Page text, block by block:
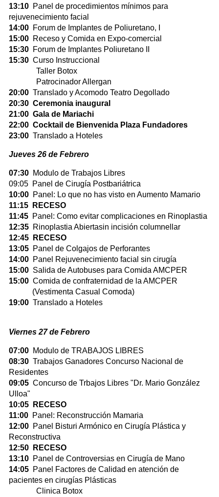
13:10 Panel de procedimientos mínimos para
rejuvenecimiento facial
14:00 Forum de Implantes de Poliuretano, I
15:00 Receso y Comida en Expo-comercial
15:30 Forum de Implantes Poliuretano II
15:30 Curso Instruccional
Taller Botox
Patrocinador Allergan
20:00 Translado y Acomodo Teatro Degollado
20:30 Ceremonia inaugural
21:00 Gala de Mariachi
22:00 Cocktail de Bienvenida Plaza Fundadores
23:00 Translado a Hoteles
Jueves 26 de Febrero
07:30 Modulo de Trabajos Libres
09:05 Panel de Cirugía Postbariátrica
10:00 Panel: Lo que no has visto en Aumento Mamario
11:15
RECESO
11:45 Panel: Como evitar complicaciones en Rinoplastia
12:35 Rinoplastia Abiertasin incisión columnellar
12:45 RECESO
13:05 Panel de Colgajos de Perforantes
14:00 Panel Rejuvenecimiento facial sin cirugía
15:00 Salida de Autobuses para Comida AMCPER
15:00 Comida de confraternidad de la AMCPER
(Vestimenta Casual Comoda)
19:00 Translado a Hoteles
Viernes 27 de Febrero
07:00 Modulo de TRABAJOS LIBRES
08:30 Trabajos Ganadores Concurso Nacional de
Residentes
09:05 Concurso de Trbajos Libres "Dr. Mario González
Ulloa"
10:05 RECESO
11:00 Panel: Reconstrucción Mamaria
12:00 Panel Bisturi Armónico en Cirugía Plástica y
Reconstructiva
12:50 RECESO
13:10 Panel de Controversias en Cirugía de Mano
14:05 Panel Factores de Calidad en atención de
pacientes en cirugías Plásticas
Clinica Botox